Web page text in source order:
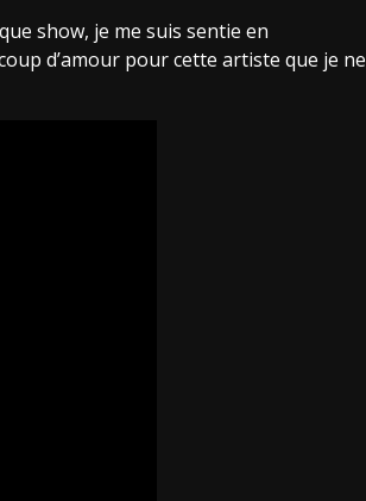
show, je me suis sentie en
d’amour pour cette artiste que je ne